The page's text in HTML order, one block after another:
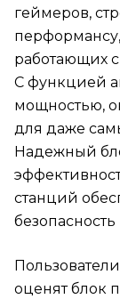
геймеров,
работающих
С функцией
мощностью,
для даже
Надежный
станций
оценят блок